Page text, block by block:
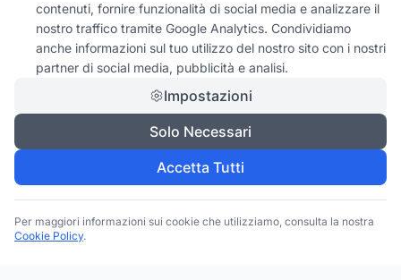
contenuti, fornire funzionalità di social media e analizzare il
nostro traffico tramite Google Analytics. Condividiamo
anche informazioni sul tuo utilizzo del nostro sito con i nostri
partner di social media, pubblicità e analisi.
Impostazioni
Solo Necessari
Accetta Tutti
Per maggiori informazioni sui cookie che utilizziamo, consulta la nostra
Cookie Policy.